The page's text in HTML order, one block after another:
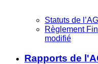
Statuts de
Règlement
modifié
Rapports de